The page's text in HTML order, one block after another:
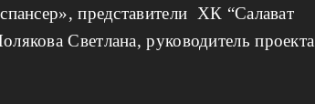
представители ХК “Салават
Светлана, руководитель проекта